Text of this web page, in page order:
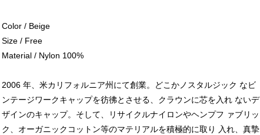
Color / Beige
Size / Free
Material / Nylon 100%
2006 年、米カリフォルニア州にて創業。どこかノスタルジック なビ
ンテージワークキャップを彷彿とさせる、クラウンに芯を入れ ないデ
ザインのキャップ。そして、リサイクルナイロンやヘンプフ ァブリッ
ク、オーガニックコットン等のマテリアルを積極的に取り 入れ、真摯